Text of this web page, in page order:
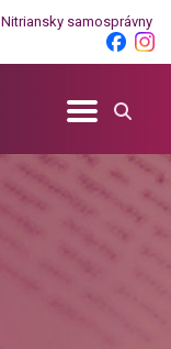
Nitriansky samosprávny